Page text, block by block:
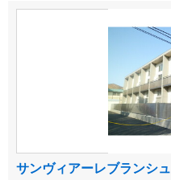
サンヴィアーレブランシュ